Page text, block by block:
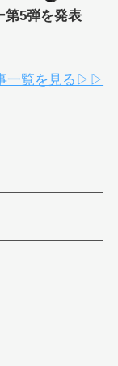
第5弾を発表
一覧を見る▷▷